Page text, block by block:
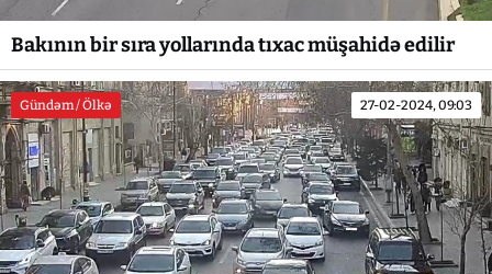
Bakının bir sıra yollarında tıxac müşahidə edilir
Gündəm / Ölkə 27-02-2024, 09:03